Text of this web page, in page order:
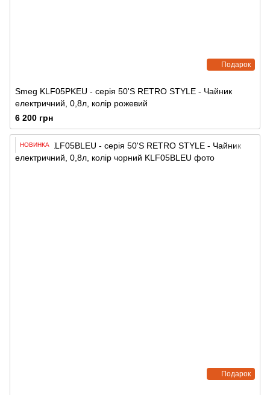
Подарок
Smeg KLF05PKEU - серія 50'S RETRO STYLE - Чайник
електричний, 0,8л, колір рожевий
6 200 грн
Подарок
НОВИНКА